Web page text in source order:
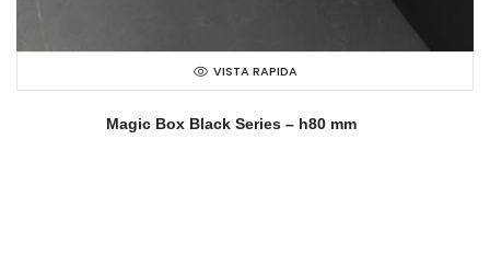
VISTA RAPIDA
Magic Box Black Series – h80 mm